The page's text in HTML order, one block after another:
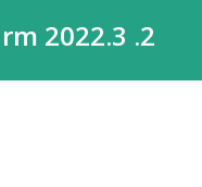
2022.3 .2